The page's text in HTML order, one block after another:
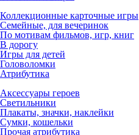
Коллекционные карточные игры
Семейные, для вечеринок
По мотивам фильмов, игр, книг
В дорогу
Игры для детей
Головоломки
Атрибутика
Аксессуары героев
Светильники
Плакаты, значки, наклейки
Сумки, кошельки
Прочая атрибутика